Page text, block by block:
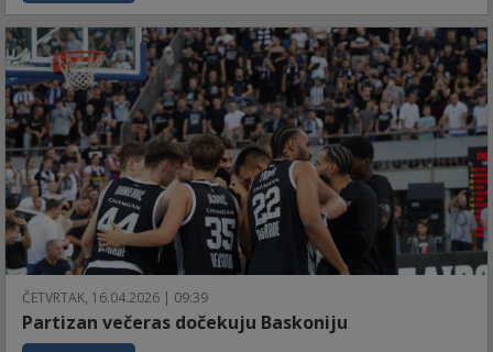
ČETVRTAK, 16.04.2026 | 09:39
Partizan večeras dočekuju Baskoniju